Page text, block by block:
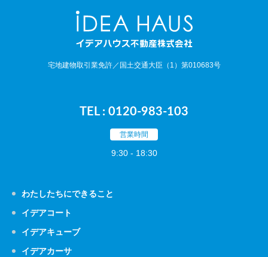
宅地建物取引業免許／国土交通大臣（1）第010683号
TEL : 0120-983-103
営業時間
9:30 - 18:30
わたしたちにできること
イデアコート
イデアキューブ
イデアカーサ